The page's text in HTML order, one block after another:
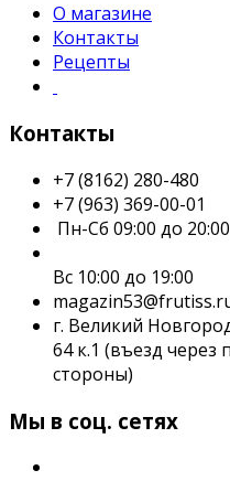
О магазине
Контакты
Рецепты
Контакты
+7 (8162) 280-480
+7 (963) 369-00-01
Пн-Сб 09:00 до 20:00
Вс 10:00 до 19:00
г. Великий
64 к.1 (въезд через
стороны)
Мы в соц. сетях